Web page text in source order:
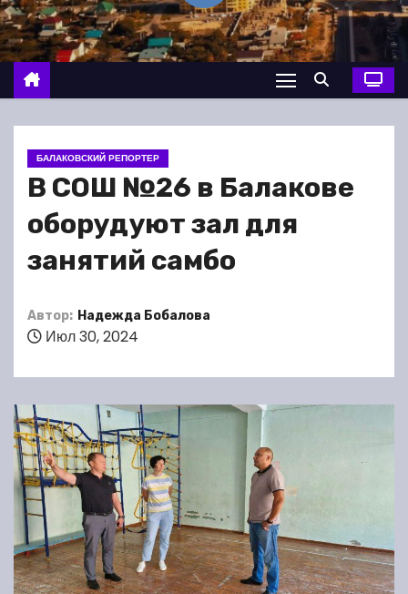
о
м
у
БАЛАКОВСКИЙ РЕПОРТЕР
В СОШ №26 в Балакове
оборудуют зал для
занятий самбо
Автор: Надежда Бобалова
Июл 30, 2024